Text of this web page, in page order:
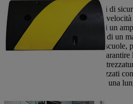
I dossi artificiali sono dispositivi di
stradale progettati per ridurre la
nelle aziende che dispongono di un
parcheggio a traffico costante o di un
oltre che in aree sensibili come scuole,
giochi e zone residenziali, per garantire
dei tuoi dipendenti e delle tue
rallentatori di traffico sono realizzati
resistenti e durevoli, garantendo una